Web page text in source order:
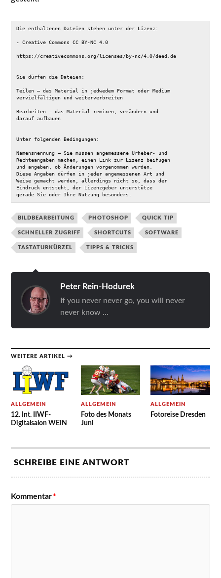
Die enthaltenen Dateien stehen unter der Lizenz:
- Creative Commons CC BY-NC 4.0
https://creativecommons.org/licenses/by-nc/4.0/deed.de
Sie dürfen die Dateien:
Teilen — das Material in jedwedem Format oder Medium
vervielfältigen und weiterverbreiten
Bearbeiten — das Material remixen, verändern und
darauf aufbauen
Unter folgenden Bedingungen:
Namensnennung — Sie müssen angemessene Urheber- und
Rechteangaben machen, einen Link zur Lizenz beifügen
und angeben, ob Änderungen vorgenommen wurden.
Diese Angaben dürfen in jeder angemessenen Art und
Weise gemacht werden, allerdings nicht so, dass der
Eindruck entsteht, der Lizenzgeber unterstütze
gerade Sie oder Ihre Nutzung besonders.
BILDBEARBEITUNG PHOTOSHOP QUICK TIP
SCHNELLER ZUGRIFF SHORTCUTS SOFTWARE
TASTATURKÜRZEL TIPPS & TRICKS
Peter Rein-Hodurek
If you never never go, you will never
never know ...
WEITERE ARTIKEL →
ALLGEMEIN
12. Int. IIWF-
Digitalsalon WEIN
ALLGEMEIN
Foto des Monats
Juni
ALLGEMEIN
Fotoreise Dresden
SCHREIBE EINE ANTWORT
Kommentar*